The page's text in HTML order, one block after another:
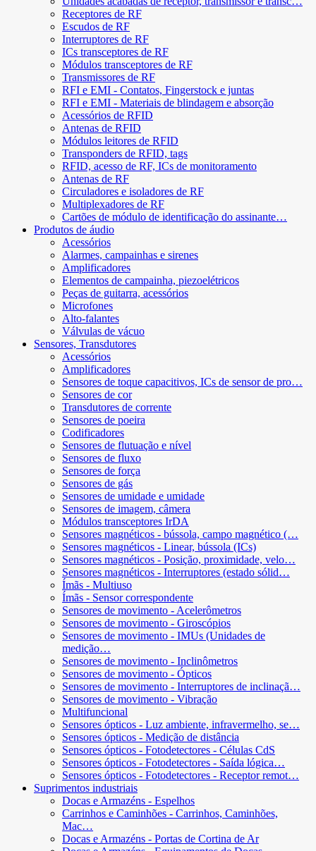
Receptores de RF
Escudos de RF
Interruptores de RF
ICs transceptores de RF
Módulos transceptores de RF
Transmissores de RF
RFI e EMI - Contatos, Fingerstock e juntas
RFI e EMI - Materiais de blindagem e absorção
Acessórios de RFID
Antenas de RFID
Módulos leitores de RFID
Transponders de RFID, tags
RFID, acesso de RF, ICs de monitoramento
Antenas de RF
Circuladores e isoladores de RF
Multiplexadores de RF
Cartões de módulo de identificação do assinante…
Produtos de áudio
Acessórios
Alarmes, campainhas e sirenes
Amplificadores
Elementos de campainha, piezoelétricos
Peças de guitarra, acessórios
Microfones
Alto-falantes
Válvulas de vácuo
Sensores, Transdutores
Acessórios
Amplificadores
Sensores de toque capacitivos, ICs de sensor de pro…
Sensores de cor
Transdutores de corrente
Sensores de poeira
Codificadores
Sensores de flutuação e nível
Sensores de fluxo
Sensores de força
Sensores de gás
Sensores de umidade e umidade
Sensores de imagem, câmera
Módulos transceptores IrDA
Sensores magnéticos - bússola, campo magnético (…
Sensores magnéticos - Linear, bússola (ICs)
Sensores magnéticos - Posição, proximidade, velo…
Sensores magnéticos - Interruptores (estado sólid…
Ímãs - Multiuso
Ímãs - Sensor correspondente
Sensores de movimento - Acelerômetros
Sensores de movimento - Giroscópios
Sensores de movimento - IMUs (Unidades de
medição…
Sensores de movimento - Inclinômetros
Sensores de movimento - Ópticos
Sensores de movimento - Interruptores de inclinaçã…
Sensores de movimento - Vibração
Multifuncional
Sensores ópticos - Luz ambiente, infravermelho, se…
Sensores ópticos - Medição de distância
Sensores ópticos - Fotodetectores - Células CdS
Sensores ópticos - Fotodetectores - Saída lógica…
Sensores ópticos - Fotodetectores - Receptor remot…
Suprimentos industriais
Docas e Armazéns - Espelhos
Carrinhos e Caminhões - Carrinhos, Caminhões,
Mac…
Docas e Armazéns - Portas de Cortina de Ar